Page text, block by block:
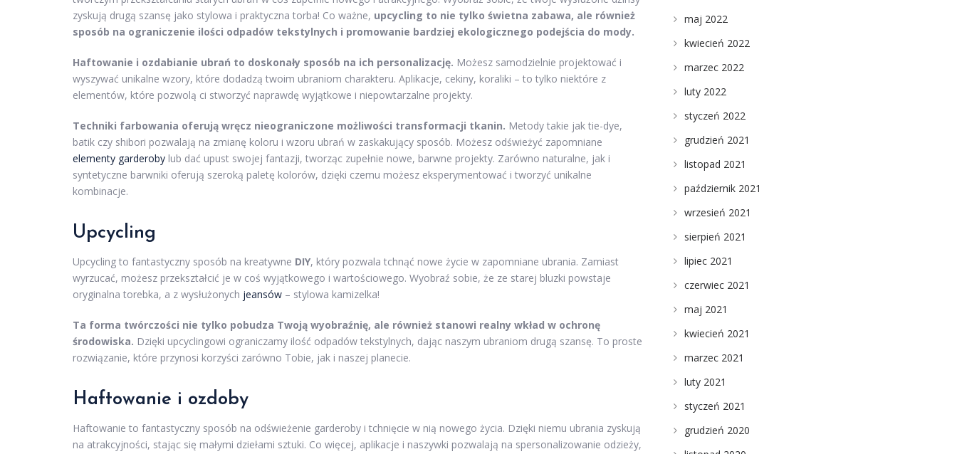
zyskują drugą szansę jako stylowa i praktyczna torba! Co ważne, upcycling to nie tylko świetna zabawa, ale również
sposób na ograniczenie ilości odpadów tekstylnych i promowanie bardziej ekologicznego podejścia do mody.
Haftowanie i ozdabianie ubrań to doskonały sposób na ich personalizację. Możesz samodzielnie projektować i
wyszywać unikalne wzory, które dodadzą twoim ubraniom charakteru. Aplikacje, cekiny, koraliki – to tylko niektóre z
elementów, które pozwolą ci stworzyć naprawdę wyjątkowe i niepowtarzalne projekty.
Techniki farbowania oferują wręcz nieograniczone możliwości transformacji tkanin. Metody takie jak tie-dye,
batik czy shibori pozwalają na zmianę koloru i wzoru ubrań w zaskakujący sposób. Możesz odświeżyć zapomniane
elementy garderoby lub dać upust swojej fantazji, tworząc zupełnie nowe, barwne projekty. Zarówno naturalne, jak i
syntetyczne barwniki oferują szeroką paletę kolorów, dzięki czemu możesz eksperymentować i tworzyć unikalne
kombinacje.
Upcycling
Upcycling to fantastyczny sposób na kreatywne DIY, który pozwala tchnąć nowe życie w zapomniane ubrania. Zamiast
wyrzucać, możesz przekształcić je w coś wyjątkowego i wartościowego. Wyobraź sobie, że ze starej bluzki powstaje
oryginalna torebka, a z wysłużonych jeansów – stylowa kamizelka!
Ta forma twórczości nie tylko pobudza Twoją wyobraźnię, ale również stanowi realny wkład w ochronę
środowiska. Dzięki upcyclingowi ograniczamy ilość odpadów tekstylnych, dając naszym ubraniom drugą szansę. To proste
rozwiązanie, które przynosi korzyści zarówno Tobie, jak i naszej planecie.
Haftowanie i ozdoby
Haftowanie to fantastyczny sposób na odświeżenie garderoby i tchnięcie w nią nowego życia. Dzięki niemu ubrania zyskują
na atrakcyjności, stając się małymi dziełami sztuki. Co więcej, aplikacje i naszywki pozwalają na spersonalizowanie odzieży,
maj 2022
kwiecień 2022
marzec 2022
luty 2022
styczeń 2022
grudzień 2021
listopad 2021
październik 2021
wrzesień 2021
sierpień 2021
lipiec 2021
czerwiec 2021
maj 2021
kwiecień 2021
marzec 2021
luty 2021
styczeń 2021
grudzień 2020